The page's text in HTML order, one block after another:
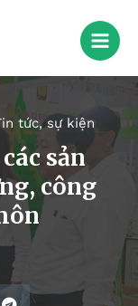
tức, sự kiện
sản
công